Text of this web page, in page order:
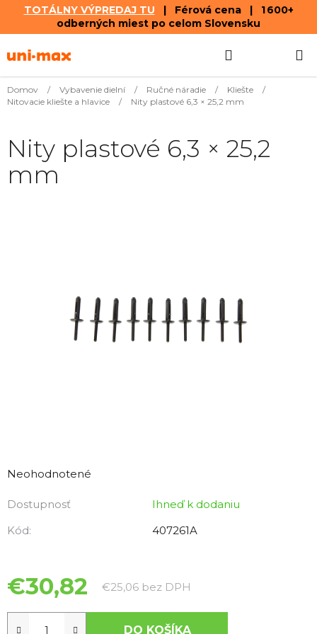
TOTÁLNY VÝPREDAJ TU | Férová cena | 1 600+
odberných miest po celom Slovensku
na
KOŠÍK
Domov / Vybavenie dielní / Ručné náradie / Kliešte
/
Nitovacie kliešte a hlavice
/ Nity plastové 6,3 × 25,2 mm
hodnotenie
je
0,0
hviezdičiek.
Neohodnotené
Dostupnosť
Ihneď k dodaniu
Kód:
407261A
€30,82 €25,06 bez DPH
DO KOŠÍKA
Nity plastové 6,3 × 25,2
mm